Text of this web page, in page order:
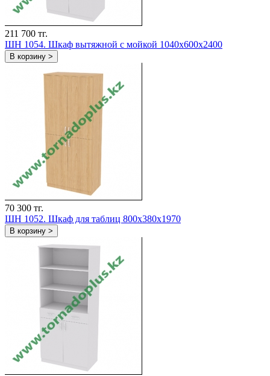
211 700 тг.
ШH 1054. Шкаф вытяжной с мойкой 1040х600х2400
В корзину >
70 300 тг.
ШH 1052. Шкаф для таблиц 800х380х1970
В корзину >